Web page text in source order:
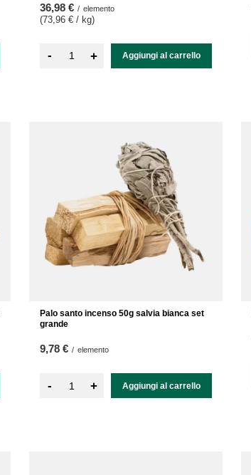
36,98 € / elemento
(73,96 € / kg)
- + Aggiungi al carrello
Palo santo incenso 50g salvia bianca set
grande
9,78 € / elemento
- + Aggiungi al carrello